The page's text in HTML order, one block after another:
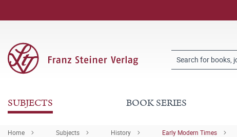
SUBJECTS BOOK SERIES
Home Subjects History Early Modern Times